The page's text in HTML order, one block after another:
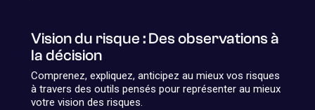
Vision du risque : Des observations à
la décision
Comprenez, expliquez, anticipez au mieux vos risques
à travers des outils pensés pour représenter au mieux
votre vision des risques.